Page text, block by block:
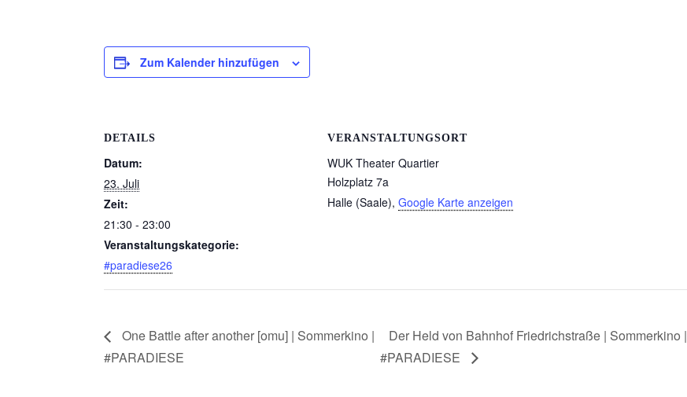
Zum Kalender hinzufügen
DETAILS
Datum:
23. Juli
Zeit:
21:30 - 23:00
Veranstaltungskategorie:
#paradiese26
VERANSTALTUNGSORT
WUK Theater Quartier
Holzplatz 7a
Halle (Saale), Google Karte anzeigen
One Battle after another [omu] | Sommerkino |
#PARADIESE
Der Held von Bahnhof Friedrichstraße | Sommerkino |
#PARADIESE